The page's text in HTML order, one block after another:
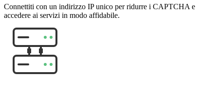
Connettiti con un indirizzo IP unico per ridurre i CAPTCHA e
accedere ai servizi in modo affidabile.